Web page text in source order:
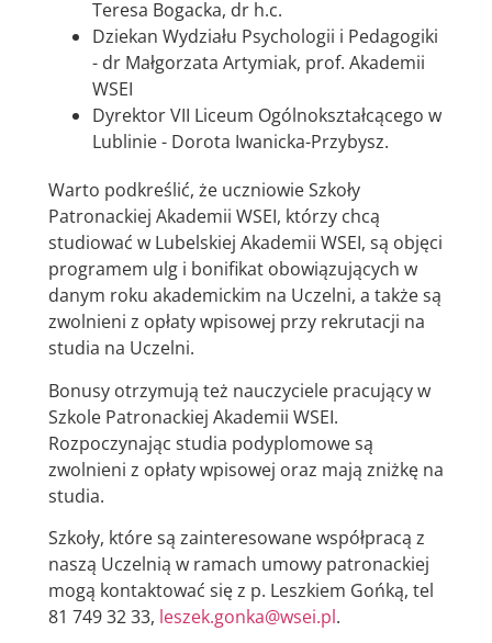
Teresa Bogacka, dr h.c.
Dziekan Wydziału Psychologii i Pedagogiki
- dr Małgorzata Artymiak, prof. Akademii
WSEI
Dyrektor VII Liceum Ogólnokształcącego w
Lublinie - Dorota Iwanicka-Przybysz.
Warto podkreślić, że uczniowie Szkoły
Patronackiej Akademii WSEI, którzy chcą
studiować w Lubelskiej Akademii WSEI, są objęci
programem ulg i bonifikat obowiązujących w
danym roku akademickim na Uczelni, a także są
zwolnieni z opłaty wpisowej przy rekrutacji na
studia na Uczelni.
Bonusy otrzymują też nauczyciele pracujący w
Szkole Patronackiej Akademii WSEI.
Rozpoczynając studia podyplomowe są
zwolnieni z opłaty wpisowej oraz mają zniżkę na
studia.
Szkoły, które są zainteresowane współpracą z
naszą Uczelnią w ramach umowy patronackiej
mogą kontaktować się z p. Leszkiem Gońką, tel
81 749 32 33, leszek.gonka@wsei.pl.